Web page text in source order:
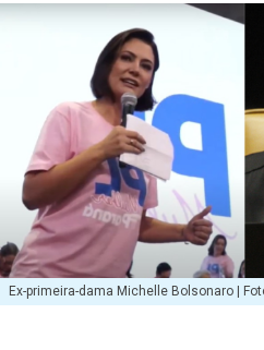
Ex-primeira-dama Michelle Bolsonaro |